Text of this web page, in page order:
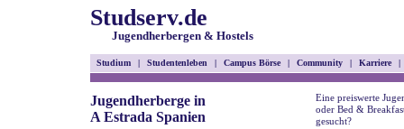
Studserv.de
Jugendherbergen & Hostels
Studium | Studentenleben | Campus Börse | Community | Karriere |
Jugendherberge in
A Estrada Spanien
Eine preiswerte
oder Bed &
gesucht?